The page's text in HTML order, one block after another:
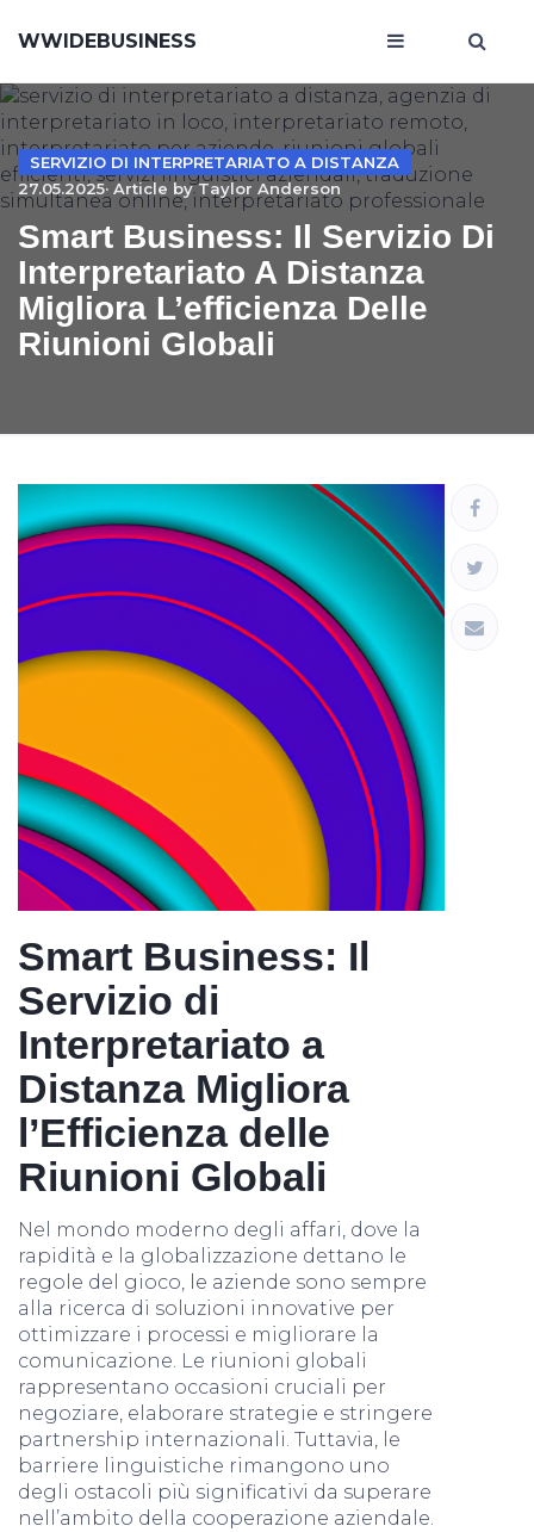
WWIDEBUSINESS
SERVIZIO DI INTERPRETARIATO A DISTANZA
27.05.2025· Article byTaylor Anderson
Smart Business: Il Servizio Di
Interpretariato A Distanza
Migliora L’efficienza Delle
Riunioni Globali
Smart Business: Il
Servizio di
Interpretariato a
Distanza Migliora
l’Efficienza delle
Riunioni Globali
Nel mondo moderno degli affari, dove la
rapidità e la globalizzazione dettano le
regole del gioco, le aziende sono sempre
alla ricerca di soluzioni innovative per
ottimizzare i processi e migliorare la
comunicazione. Le riunioni globali
rappresentano occasioni cruciali per
negoziare, elaborare strategie e stringere
partnership internazionali. Tuttavia, le
barriere linguistiche rimangono uno
degli ostacoli più significativi da superare
nell’ambito della cooperazione aziendale.